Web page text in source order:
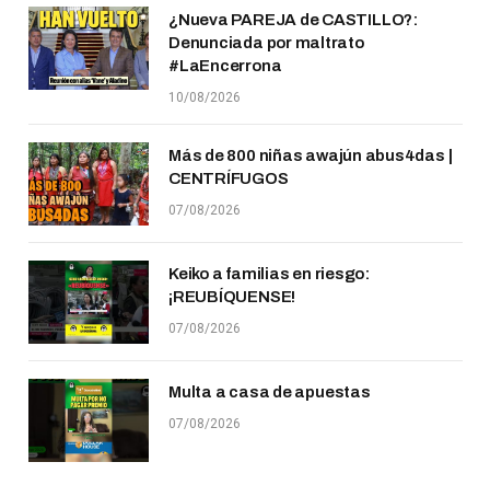
¿Nueva PAREJA de CASTILLO?:
Denunciada por maltrato
#LaEncerrona
10/08/2026
Más de 800 niñas awajún abus4das |
CENTRÍFUGOS
07/08/2026
Keiko a familias en riesgo:
¡REUBÍQUENSE!
07/08/2026
Multa a casa de apuestas
07/08/2026